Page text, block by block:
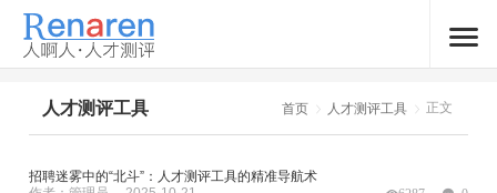
人才测评工具 首页 人才测评工具 正文
招聘迷雾中的“北斗”：人才测评工具的精准导航术